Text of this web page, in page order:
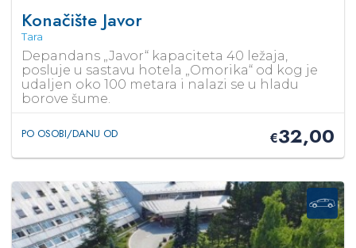
Konačište Javor
Tara
Depandans „Javor“ kapaciteta 40 ležaja,
posluje u sastavu hotela „Omorika“ od kog je
udaljen oko 100 metara i nalazi se u hladu
borove šume.
PO OSOBI/DANU OD €32,00